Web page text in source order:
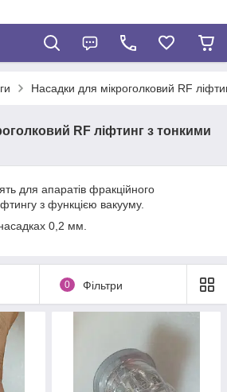
Насадки для мікроголковий RF
RF ліфтинг з тонкими
для апаратів фракційного
з функцією вакууму.
0,2 мм.
0 Фільтри